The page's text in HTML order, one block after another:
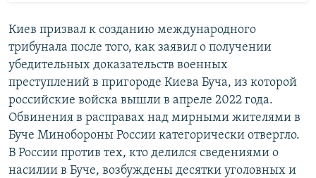
Киев призвал к созданию международного
трибунала после того, как заявил о получении
убедительных доказательств военных
преступлений в пригороде Киева Буча, из которой
российские войска вышли в апреле 2022 года.
Обвинения в расправах над мирными жителями в
Буче Минобороны России категорически отвергло.
В России против тех, кто делился сведениями о
насилии в Буче, возбуждены десятки уголовных и